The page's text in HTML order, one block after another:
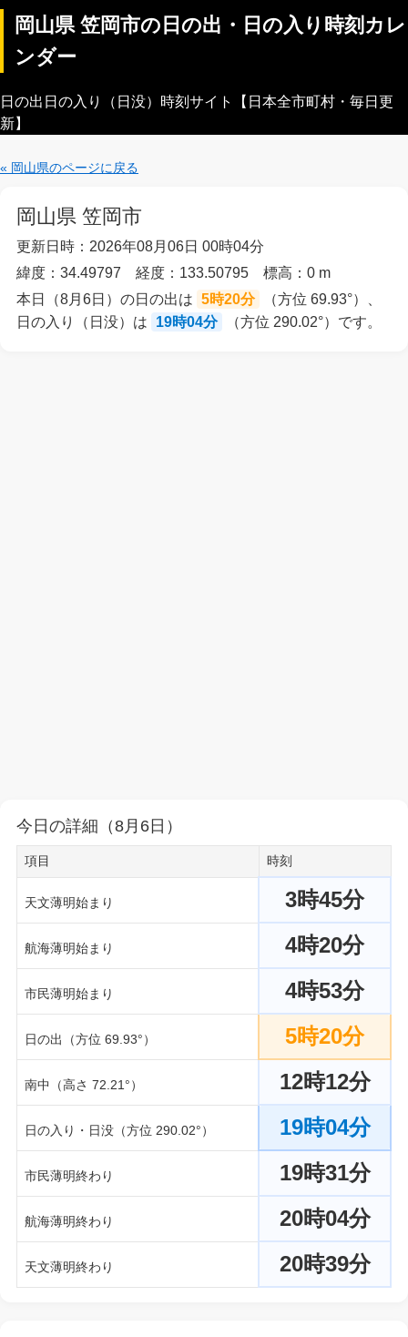
岡山県 笠岡市の日の出・日の入り時刻カレ
ンダー
日の出日の入り（日没）時刻サイト【日本全市町村・毎日更
新】
« 岡山県のページに戻る
岡山県 笠岡市
更新日時：2026年08月06日 00時04分
緯度：34.49797 経度：133.50795 標高：0 m
本日（8月6日）の日の出は 5時20分
（方位 69.93°）、
日の入り（日没）は
19時04分 （方位 290.02°）です。
今日の詳細（8月6日）
項目 時刻
天文薄明始まり 3時45分
航海薄明始まり 4時20分
市民薄明始まり 4時53分
日の出（方位 69.93°） 5時20分
南中（高さ 72.21°） 12時12分
日の入り・日没（方位 290.02°） 19時04分
市民薄明終わり 19時31分
航海薄明終わり 20時04分
天文薄明終わり 20時39分